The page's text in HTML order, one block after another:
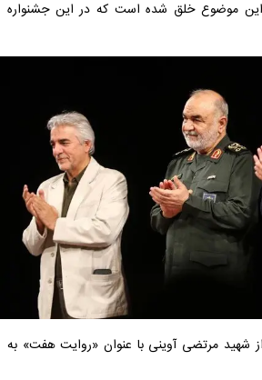
این موضوع خلق شده است که در این جشنواره
شهید مرتضی آوینی با عنوان «روایت هفت» به